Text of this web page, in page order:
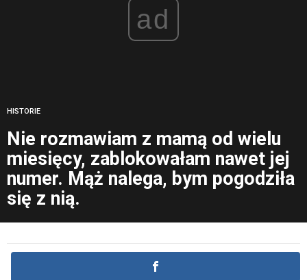
ad
HISTORIE
Nie rozmawiam z mamą od wielu
miesięcy, zablokowałam nawet jej
numer. Mąż nalega, bym pogodziła
się z nią.